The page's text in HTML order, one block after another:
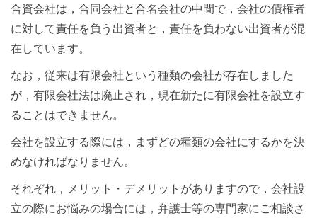
合資会社は，合同会社と合名会社の中間で，会社の債権者
に対して責任を負う出資者と，責任を負わない出資者が混
在しています。
なお，従来は有限会社という種類の会社が存在しました
が，有限会社法は廃止され，現在新たに有限会社を設立す
ることはできません。
会社を設立する際には，まずどの種類の会社にするかを決
めなければなりません。
それぞれ，メリット・デメリットがありますので，会社設
立の際にお悩みの場合には，弁護士等の専門家にご相談さ